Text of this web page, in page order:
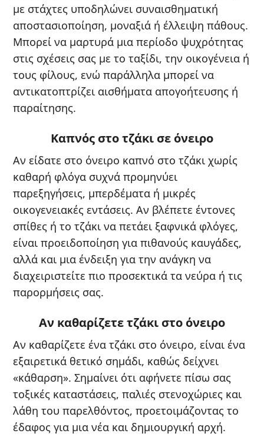
με στάχτες υποδηλώνει συναισθηματική
αποστασιοποίηση, μοναξιά ή έλλειψη πάθους.
Μπορεί να μαρτυρά μια περίοδο ψυχρότητας
στις σχέσεις σας με το ταξίδι, την οικογένεια ή
τους φίλους, ενώ παράλληλα μπορεί να
αντικατοπτρίζει αισθήματα απογοήτευσης ή
παραίτησης.
Καπνός στο τζάκι σε όνειρο
Αν είδατε στο όνειρο καπνό στο τζάκι χωρίς
καθαρή φλόγα συχνά προμηνύει
παρεξηγήσεις, μπερδέματα ή μικρές
οικογενειακές εντάσεις. Αν βλέπετε έντονες
σπίθες ή το τζάκι να πετάει ξαφνικά φλόγες,
είναι προειδοποίηση για πιθανούς καυγάδες,
αλλά και μια ένδειξη για την ανάγκη να
διαχειριστείτε πιο προσεκτικά τα νεύρα ή τις
παρορμήσεις σας.
Αν καθαρίζετε τζάκι στο όνειρο
Αν καθαρίζετε ένα τζάκι στο όνειρο, είναι ένα
εξαιρετικά θετικό σημάδι, καθώς δείχνει
«κάθαρση». Σημαίνει ότι αφήνετε πίσω σας
τοξικές καταστάσεις, παλιές στενοχώριες και
λάθη του παρελθόντος, προετοιμάζοντας το
έδαφος για μια νέα και δημιουργική αρχή.